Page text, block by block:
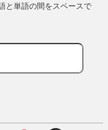
と単語の間をスペースで